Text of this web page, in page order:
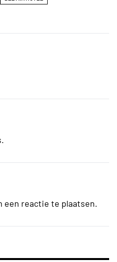
een reactie te plaatsen.